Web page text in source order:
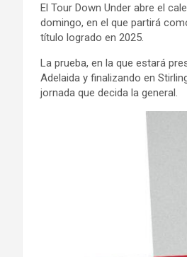
El Tour Down Under abre el
domingo, en el que partirá
título logrado en 2025.
La prueba, en la que estará
Adelaida y finalizando en
jornada que decida la general.